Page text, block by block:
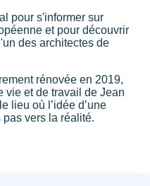
pour s'informer sur
et pour découvrir
des architectes de
rénovée en 2019,
vie et de travail de Jean
lieu où l’idée d’une
vers la réalité.